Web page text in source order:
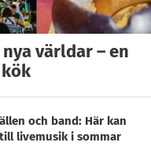
världar – en
och band: Här kan
livemusik i sommar